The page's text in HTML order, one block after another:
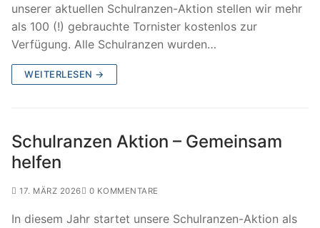
unserer aktuellen Schulranzen-Aktion stellen wir mehr
als 100 (!) gebrauchte Tornister kostenlos zur
Verfügung. Alle Schulranzen wurden…
WEITERLESEN →
Schulranzen Aktion – Gemeinsam
helfen
17. MÄRZ 2026 0 KOMMENTARE
In diesem Jahr startet unsere Schulranzen-Aktion als